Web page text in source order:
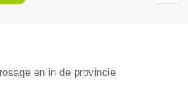
en in de provincie